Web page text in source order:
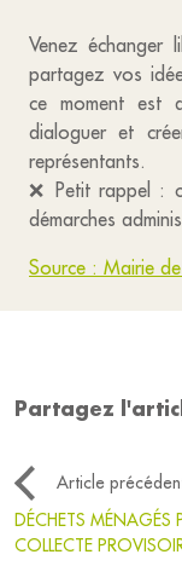
Venez échanger
partagez vos
ce moment est
dialoguer et
représentants.
❌ Petit rappel :
démarches
Source : Mairie
Partagez
Article
DÉCHETS MÉNAGÉS
COLLECTE